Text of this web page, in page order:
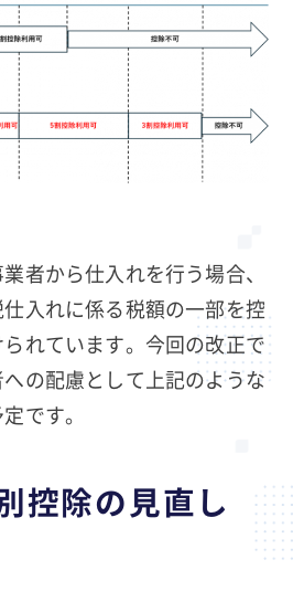
者から仕入れを行う場合、
入れに係る税額の一部を控
れています。今回の改正で
の配慮として上記のような
です。
控除の見直し